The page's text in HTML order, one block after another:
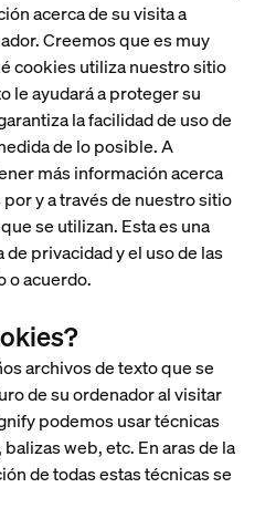
acerca de su visita a
Creemos que es muy
cookies utiliza nuestro sitio
le ayudará a proteger su
la facilidad de uso de
de lo posible. A
más información acerca
y a través de nuestro sitio
se utilizan. Esta es una
privacidad y el uso de las
o acuerdo.
archivos de texto que se
de su ordenador al visitar
podemos usar técnicas
web, etc. En aras de la
de todas estas técnicas se